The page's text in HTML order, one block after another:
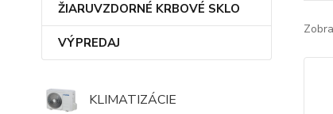
ŽIARUVZDORNÉ KRBOVÉ SKLO
VÝPREDAJ
KLIMATIZÁCIE